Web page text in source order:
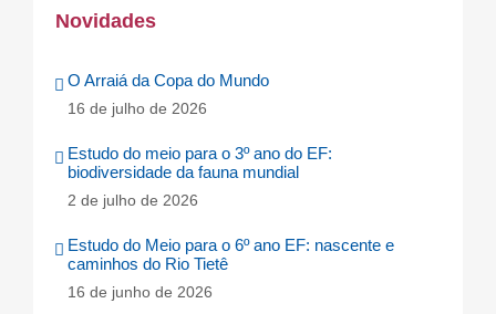
Novidades
O Arraiá da Copa do Mundo
16 de julho de 2026
Estudo do meio para o 3º ano do EF:
biodiversidade da fauna mundial
2 de julho de 2026
Estudo do Meio para o 6º ano EF: nascente e
caminhos do Rio Tietê
16 de junho de 2026